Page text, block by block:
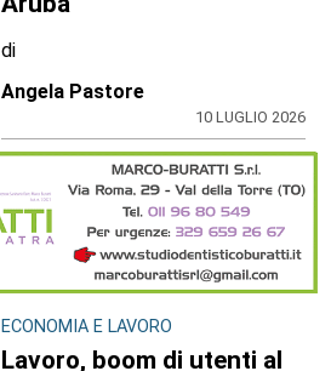
di
Angela Pastore
10 LUGLIO 2026
ECONOMIA E LAVORO
Lavoro, boom di utenti al